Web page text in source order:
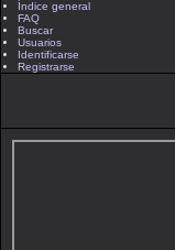
Índice general
FAQ
Buscar
Usuarios
Identificarse
Registrarse